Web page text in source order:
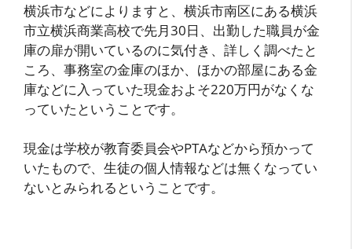
横浜市などによりますと、横浜市南区にある横浜
市立横浜商業高校で先月30日、出勤した職員が金
庫の扉が開いているのに気付き、詳しく調べたと
ころ、事務室の金庫のほか、ほかの部屋にある金
庫などに入っていた現金およそ220万円がなくな
っていたということです。
現金は学校が教育委員会やPTAなどから預かって
いたもので、生徒の個人情報などは無くなってい
ないとみられるということです。